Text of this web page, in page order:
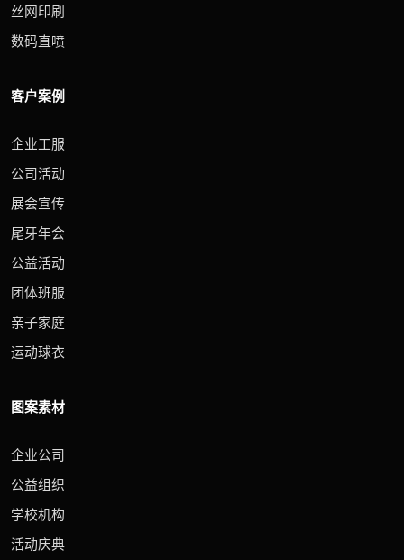
丝网印刷
数码直喷
客户案例
企业工服
公司活动
展会宣传
尾牙年会
公益活动
团体班服
亲子家庭
运动球衣
图案素材
企业公司
公益组织
学校机构
活动庆典